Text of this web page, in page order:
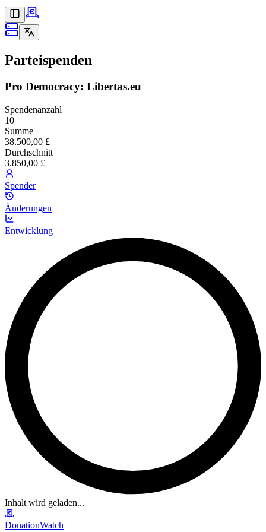
Parteispenden
Pro Democracy: Libertas.eu
Spendenanzahl
10
Summe
38.500,00 £
Durchschnitt
3.850,00 £
Spender
Änderungen
Entwicklung
Inhalt wird geladen...
DonationWatch